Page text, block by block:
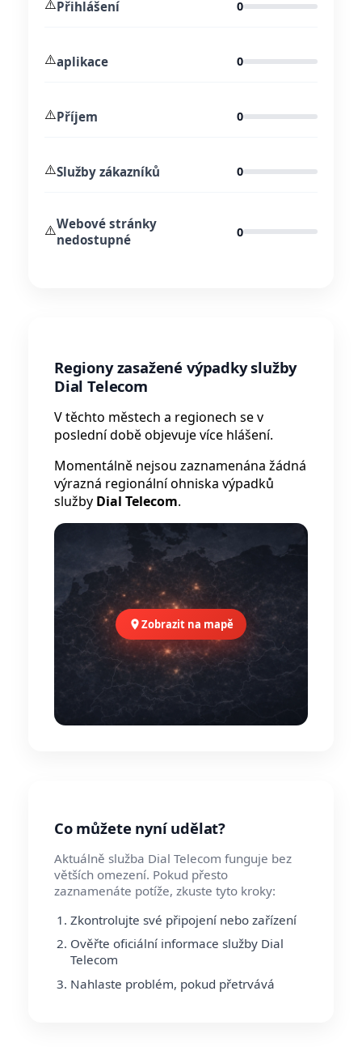
⚠️Přihlášení 0
⚠️aplikace 0
⚠️Příjem 0
⚠️Služby zákazníků 0
⚠️Webové stránky
nedostupné
0
Regiony zasažené výpadky služby
Dial Telecom
V těchto městech a regionech se v
poslední době objevuje více hlášení.
Momentálně nejsou zaznamenána žádná
výrazná regionální ohniska výpadků
služby Dial Telecom.
Zobrazit na mapě
Co můžete nyní udělat?
Aktuálně služba Dial Telecom funguje bez
větších omezení. Pokud přesto
zaznamenáte potíže, zkuste tyto kroky:
Zkontrolujte své připojení nebo zařízení
Ověřte oficiální informace služby Dial
Telecom
Nahlaste problém, pokud přetrvává